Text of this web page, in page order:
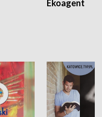
Ekoagent